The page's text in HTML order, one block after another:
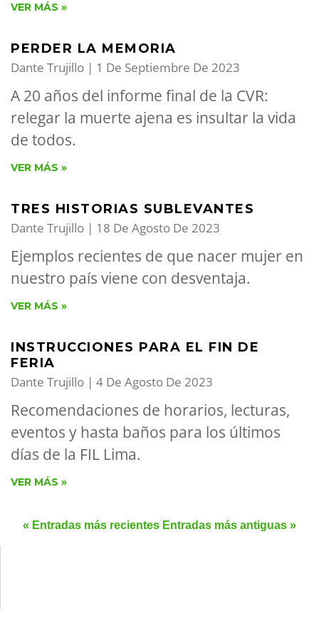
VER MÁS »
PERDER LA MEMORIA
Dante Trujillo 1 De Septiembre De 2023
A 20 años del informe final de la CVR:
relegar la muerte ajena es insultar la vida
de todos.
VER MÁS »
TRES HISTORIAS SUBLEVANTES
Dante Trujillo 18 De Agosto De 2023
Ejemplos recientes de que nacer mujer en
nuestro país viene con desventaja.
VER MÁS »
INSTRUCCIONES PARA EL FIN DE
FERIA
Dante Trujillo 4 De Agosto De 2023
Recomendaciones de horarios, lecturas,
eventos y hasta baños para los últimos
días de la FIL Lima.
VER MÁS »
« Entradas más recientes Entradas más antiguas »